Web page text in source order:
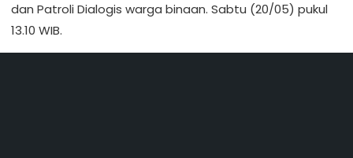
dan Patroli Dialogis warga binaan. Sabtu (20/05) pukul
13.10 WIB.